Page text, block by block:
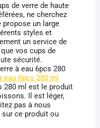
de verre de haute
ne cherchez
un large
styles et
un service de
vos cups de
sécurité.
à eau 6pcs 280
eau 6pcs 280 ml
280 ml est le produit
Il est léger,
pas à nous
ce produit ou